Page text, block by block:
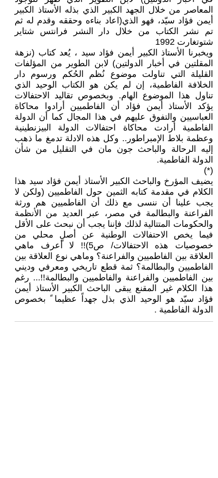
المعاصر من خلال الجهد الكبير الذي بذله الأستاذ الكبير
أيمن فؤاد سيّد، فهو الذي(اعاد بناءه وحققه وقدم له ثم
تم نشر الكتاب من خلال دار النشر فرانتس شتاير
شتوتغارت 1992
ويخبرنا الأستاذ الكبير أيمن فؤاد سيد ، يُعد كتاب (نزهة
المقلتين في أخبار الدولتين) لابن الطوير من المؤلفات
القليلة التي تناولت موضوع نُظم الحُكم ورسوم دار
الخلافة الفاطمية، إن لم يكن هو الكتاب الوحيد الذي
تناول هذا الموضوع الهام. وبخصوص تقاليد الاحتفالات
يؤكد الأستاذ أيمن فؤاد أن الفاطميين أرادوا محاكاة
العباسيين والتفوق عليهم في هذا المجال كما أن الدولة
الفاطمية أرادت محاكاة احتفالات الدولة البيزنطينية
وعظمة بلاط الإمبراطور.. وكل هذه الادلة تدمغ ما ذهب
إليه الرحالة والباحث جون مان في التقليل من شأن
الدولة الفاطمية.
(*)
يضيف المؤرخ والباحث الكبير الأستاذ أيمن فؤاد سيد هذا
الكلام في مقدمة كتابه الثمين حول الفاطميين (ولكن لا
يجب علينا أن ننسى مع ذلك أن الفاطميين هم ورثة
الفراعنة والبطالمة في مصر، عبر العديد من الأنظمة
والحكومات المتتالية لذلك فإننا يجب أن نبحث على الأقل
فيما يخص الاحتفالات الوطنية عن أصلٍ محلي من
خصوصيات هذه الاحتفالات/ ص5)!! لا أعرف ماهي
العلاقة بين الفاطميين والفراعنة؟ وماهي نوع العلاقة بين
الفاطميين والبطالمة؟ ثمة قطع تاريخي ومعرفي وديني
بين الفاطميين والفراعنة والفاطميين والبطالمة!!... رغم
هذا الكلام غير المقنع يبقى الباحث الكبير الأستاذ أيمن
فؤاد سيّد هو الوحيد الذي بذل جهداً عظيما ً بخصوص
الدولة الفاطمية .